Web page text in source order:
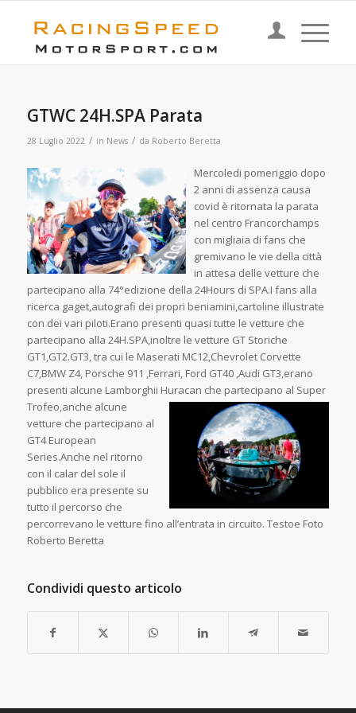
GTWC 24H.SPA Parata
28 Luglio 2022 / in News / da Roberto Beretta
Mercoledi pomeriggio dopo
2 anni di assenza causa
covid è ritornata la parata
nel centro Francorchamps
con migliaia di fans che
gremivano le vie della città
in attesa delle vetture che
partecipano alla 74°edizione della 24Hours di SPA.I fans alla
ricerca gaget,autografi dei propri beniamini,cartoline illustrate
con dei vari piloti.Erano presenti quasi tutte le vetture che
partecipano alla 24H.SPA,inoltre le vetture GT Storiche
GT1,GT2.GT3, tra cui le Maserati MC12,Chevrolet Corvette
C7,BMW Z4, Porsche 911 ,Ferrari, Ford GT40 ,Audi GT3,erano
presenti alcune Lamborghii Huracan che partecipano al Super
Trofeo,anche alcune
vetture che partecipano al
GT4 European
Series.Anche nel ritorno
con il calar del sole il
pubblico era presente su
tutto il percorso che
percorrevano le vetture fino all’entrata in circuito. Testoe Foto
Roberto Beretta
Condividi questo articolo